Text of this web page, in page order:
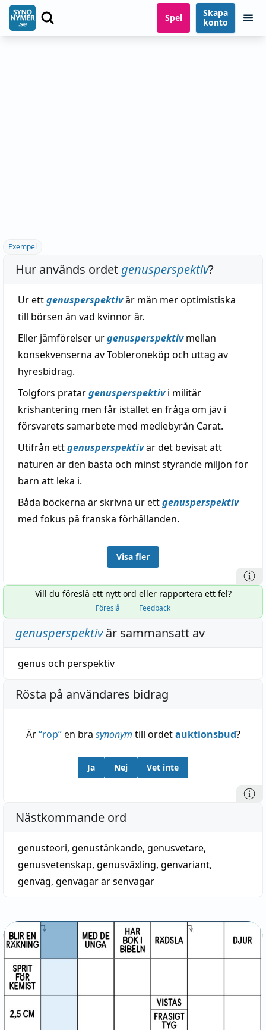
Spel
Skapa
konto
Exempel
Hur används ordet genusperspektiv?
Ur ettgenusperspektivär män mer optimistiska
till börsen än vad kvinnor är.
Eller jämförelser urgenusperspektivmellan
konsekvenserna av Tobleroneköp och uttag av
hyresbidrag.
Tolgfors pratargenusperspektivi militär
krishantering men får istället en fråga om jäv i
försvarets samarbete med mediebyrån Carat.
Utifrån ettgenusperspektivär det bevisat att
naturen är den bästa och minst styrande miljön för
barn att leka i.
Båda böckerna är skrivna ur ettgenusperspektiv
med fokus på franska förhållanden.
Visa fler
Vill du föreslå ett nytt ord eller rapportera ett fel?
Föreslå Feedback
genusperspektivär sammansatt av
genus och perspektiv
Rösta på användares bidrag
Är“rop”en bra synonym till ordetauktionsbud?
Ja Nej Vet inte
Nästkommande ord
genusteori, genustänkande, genusvetare,
genusvetenskap, genusväxling, genvariant,
genväg, genvägar är senvägar